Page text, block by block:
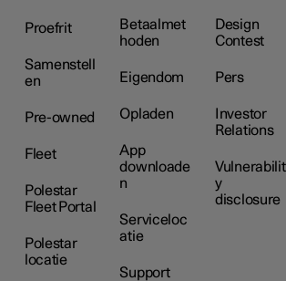
Proefrit
Samenstell
en
Pre-owned
Fleet
Polestar
Fleet Portal
Polestar
locatie
Betaalmet
hoden
Eigendom
Opladen
App
downloade
n
Serviceloc
atie
Support
Design
Contest
Pers
Investor
Relations
Vulnerabilit
y
disclosure